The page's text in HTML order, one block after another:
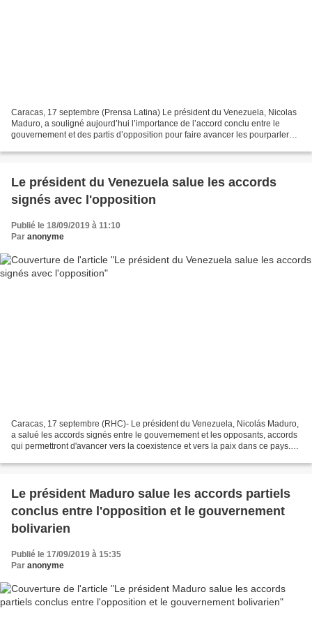
Caracas, 17 septembre (Prensa Latina) Le président du Venezuela, Nicolas
Maduro, a souligné aujourd’hui l’importance de l’accord conclu entre le
gouvernement et des partis d’opposition pour faire avancer les pourparlers,
Le président du Venezuela salue les accords
signés avec l'opposition
Publié le 18/09/2019 à 11:10
Par anonyme
Caracas, 17 septembre (RHC)- Le président du Venezuela, Nicolás Maduro,
a salué les accords signés entre le gouvernement et les opposants, accords
qui permettront d'avancer vers la coexistence et vers la paix dans ce pays.
Le président Maduro salue les accords partiels
conclus entre l'opposition et le gouvernement
bolivarien
Publié le 17/09/2019 à 15:35
Par anonyme